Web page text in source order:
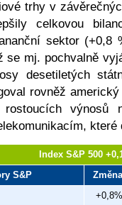
trhy v
celkovou
sektor (+0,8
se mj. pochvalně
desetiletých
rovněž
výnosů
Index S&P 500
S&P
Změna
+0,8%